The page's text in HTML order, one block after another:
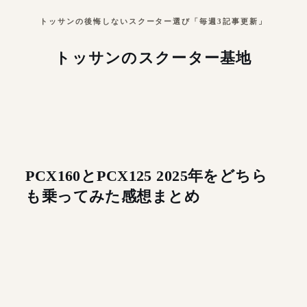
トッサンの後悔しないスクーター選び「毎週3記事更新」
トッサンのスクーター基地
PCX160とPCX125 2025年をどちら
も乗ってみた感想まとめ